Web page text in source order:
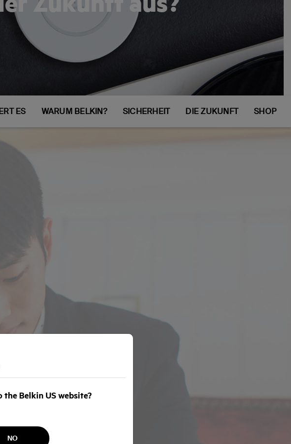
ES WARUM BELKIN? SICHERHEIT DIE ZUKUNFT SHOP
Belkin US website?
NO